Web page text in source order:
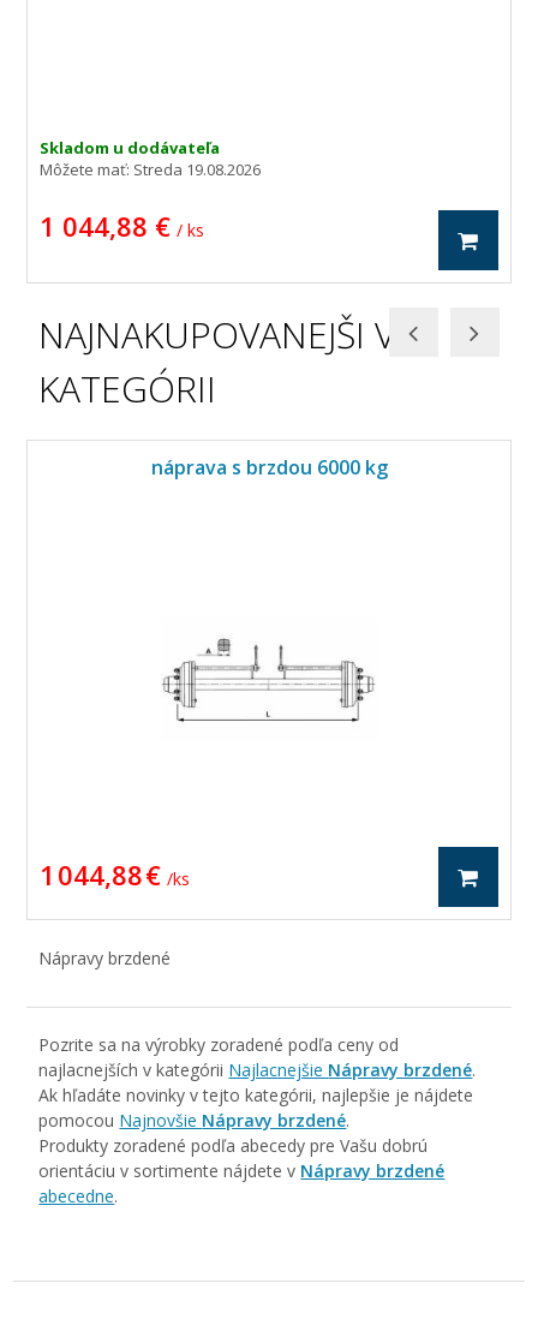
C Celková dĺžka
priemer brzdy
Šírka štvorhranu nápravové
Skladom u dodávateľa
Môžete mať: Streda 19.08.2026
1 044,88 € / ks
NAJNAKUPOVANEJŠI V
KATEGÓRII
náprava s brzdou 6000 kg
1 044,88 € / ks
Nápravy brzdené
Pozrite sa na výrobky zoradené podľa ceny od
najlacnejších v kategórii Najlacnejšie Nápravy brzdené.
Ak hľadáte novinky v tejto kategórii, najlepšie je nájdete
pomocou Najnovšie Nápravy brzdené.
Produkty zoradené podľa abecedy pre Vašu dobrú
orientáciu v sortimente nájdete v Nápravy brzdené
abecedne.